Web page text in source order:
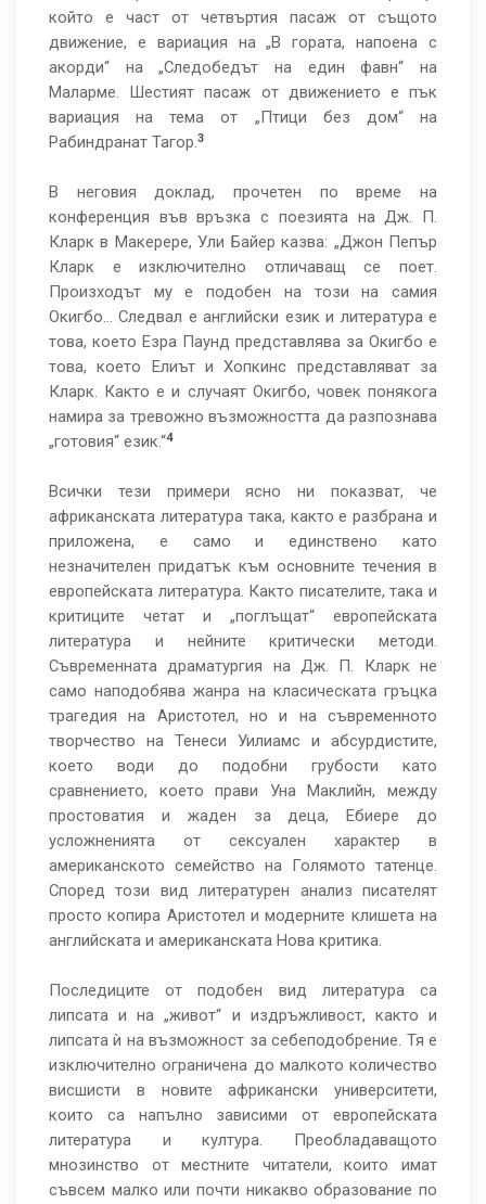
който е част от четвъртия пасаж от същото
движение, е вариация на „В гората, напоена с
акорди“ на „Следобедът на един фавн“ на
Маларме. Шестият пасаж от движението е пък
вариация на тема от „Птици без дом“ на
Рабиндранат Тагор.3
В неговия доклад, прочетен по време на
конференция във връзка с поезията на Дж. П.
Кларк в Макерерe, Ули Байер казва: „Джон Пепър
Кларк е изключително отличаващ се поет.
Произходът му е подобен на този на самия
Окигбо… Следвал е английски език и литература e
това, което Езра Паунд представлява за Окигбо е
това, което Елиът и Хопкинс представляват за
Кларк. Както е и случаят Окигбо, човек понякога
намира за тревожно възможността да разпознава
„готовия“ език.“4
Всички тези примери ясно ни показват, че
африканската литература така, както е разбрана и
приложена, е само и единствено като
незначителен придатък към основните течения в
европейската литература. Както писателите, така и
критиците четат и „поглъщат“ европейската
литература и нейните критически методи.
Съвременната драматургия на Дж. П. Кларк не
само наподобява жанра на класическата гръцка
трагедия на Аристотел, но и на съвременното
творчество на Тенеси Уилиамс и абсурдистите,
което води до подобни грубости като
сравнението, което прави Уна Маклийн, между
простоватия и жаден за деца, Ебиере до
усложненията от сексуален характер в
американското семейство на Голямото татенце.
Според този вид литературен анализ писателят
просто копира Аристотел и модерните клишета на
английската и американската Нова критика.
Последиците от подобен вид литература са
липсата и на „живот“ и издръжливост, както и
липсата ѝ на възможност за себеподобрение. Тя е
изключително ограничена до малкото количество
висшисти в новите африкански университети,
които са напълно зависими от европейската
литература и култура. Преобладаващото
мнозинство от местните читатели, които имат
съвсем малко или почти никакво образование по